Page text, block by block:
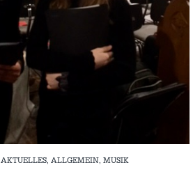
AKTUELLES, ALLGEMEIN, MUSIK